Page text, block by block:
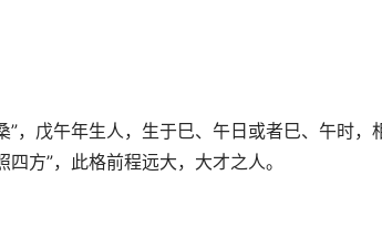
”，戊午年生人，生于巳、午日或者巳、午时
方”，此格前程远大，大才之人。